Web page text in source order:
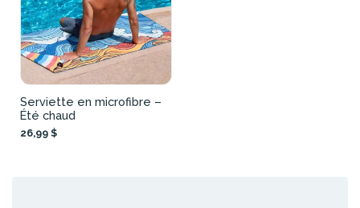
Serviette en microfibre –
Été chaud
26,99 $